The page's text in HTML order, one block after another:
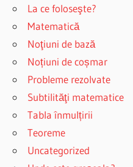
La ce foloseşte?
Matematică
Noţiuni de bază
Noțiuni de coșmar
Probleme rezolvate
Subtilităţi matematice
Tabla înmulțirii
Teoreme
Uncategorized